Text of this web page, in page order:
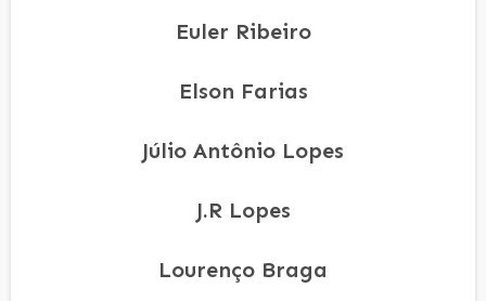
Euler Ribeiro
Elson Farias
Júlio Antônio Lopes
J.R Lopes
Lourenço Braga